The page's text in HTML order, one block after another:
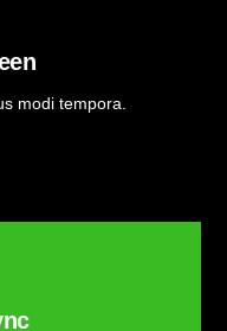
modi tempora.